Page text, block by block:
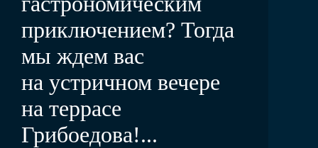
приключением? Тогда
мы ждем вас
на устричном вечере
на террасе
Грибоедова!...